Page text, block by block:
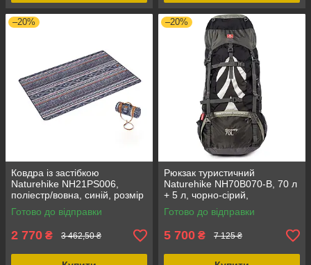
–20%
Ковдра із застібкою
Naturehike NH21PS006,
поліестр/вовна, синій, розмір
200x150 см, вага 1.7 кг, для
глемпінгу
Готово до відправки
2 770 ₴ 3 462,50 ₴
–20%
Рюкзак туристичний
Naturehike NH70B070-B, 70 л
+ 5 л, чорно-сірий,
ергономічна конструкція, 1.8
кг, для трекінгу
Готово до відправки
5 700 ₴ 7 125 ₴